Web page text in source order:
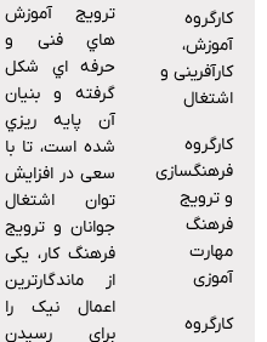
کارگروه
آموزش،
کارآفرینی و
اشتغال
کارگروه
فرهنگسازی
و ترویج
فرهنگ
مهارت
آموزی
کارگروه
ﺗﺮوﯾﺞ آﻣﻮزش
ﻫﺎي ﻓﻨﯽ و
ﺣﺮﻓﻪ اي ﺷﮑﻞ
ﮔﺮﻓﺘﻪ و ﺑﻨﯿﺎن
آن ﭘﺎﯾﻪ رﯾﺰي
ﺷﺪه اﺳﺖ، ﺗﺎ ﺑﺎ
ﺳﻌﯽ در اﻓﺰاﯾﺶ
ﺗﻮان اﺷﺘﻐﺎل
ﺟﻮاﻧﺎن و ﺗﺮوﯾﺞ
ﻓﺮﻫﻨﮓ ﮐﺎر، ﯾﮑﯽ
از ﻣﺎﻧﺪﮔﺎرﺗﺮﯾﻦ
اﻋﻤﺎل ﻧﯿﮏ را
ﺑﺮاي رﺳﯿﺪن